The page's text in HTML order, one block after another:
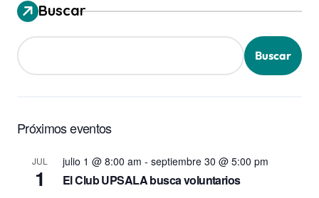
Buscar
Buscar
Próximos eventos
JUL
1
julio 1 @ 8:00 am - septiembre 30 @ 5:00 pm
El Club UPSALA busca voluntarios